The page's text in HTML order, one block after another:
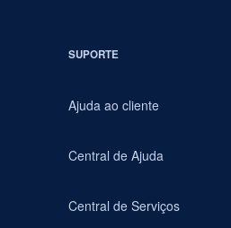
SUPORTE
Ajuda ao cliente
Central de Ajuda
Central de Serviços